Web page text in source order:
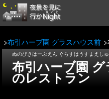
布引ハーブ園 グラスハウス前
ぬのびきはーぶえん ぐらすはうすまえし
布引ハーブ園
のレストラン